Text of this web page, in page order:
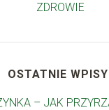
ZDROWIE
OSTATNIE
– JAK